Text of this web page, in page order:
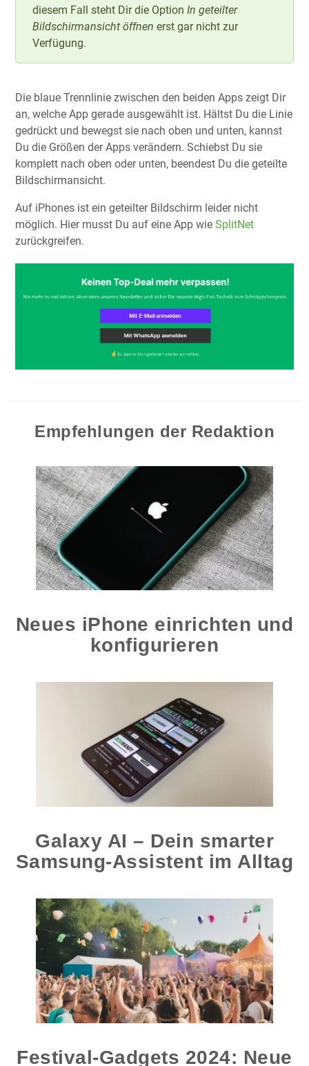
diesem Fall steht Dir die Option In geteilter
Bildschirmansicht öffnen erst gar nicht zur
Verfügung.
Die blaue Trennlinie zwischen den beiden Apps zeigt Dir
an, welche App gerade ausgewählt ist. Hältst Du die Linie
gedrückt und bewegst sie nach oben und unten, kannst
Du die Größen der Apps verändern. Schiebst Du sie
komplett nach oben oder unten, beendest Du die geteilte
Bildschirmansicht.
Auf iPhones ist ein geteilter Bildschirm leider nicht
möglich. Hier musst Du auf eine App wie SplitNet
zurückgreifen.
Empfehlungen der Redaktion
Neues iPhone einrichten und
konfigurieren
Galaxy AI – Dein smarter
Samsung-Assistent im Alltag
Festival-Gadgets 2024: Neue